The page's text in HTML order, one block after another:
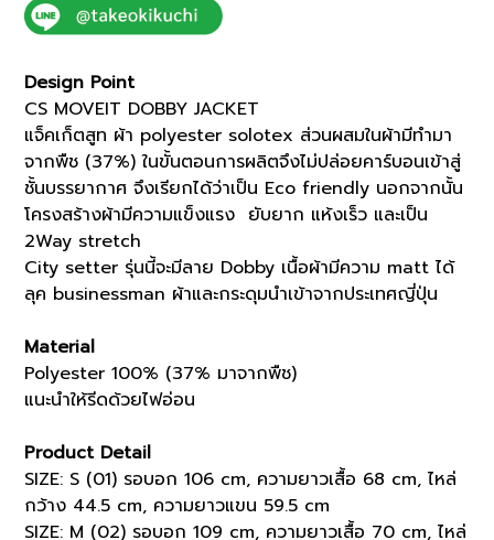
(K8149702)
quantity
Design Point
CS MOVEIT DOBBY JACKET
แจ็คเก็ตสูท ผ้า polyester solotex ส่วนผสมในผ้ามีทำมา
จากพืช (37%) ในขั้นตอนการผลิตจึงไม่ปล่อยคาร์บอนเข้าสู่
ชั้นบรรยากาศ จึงเรียกได้ว่าเป็น Eco friendly นอกจากนั้น
โครงสร้างผ้ามีความแข็งแรง ยับยาก แห้งเร็ว และเป็น
2Way stretch
City setter รุ่นนี้จะมีลาย Dobby เนื้อผ้ามีความ matt ได้
ลุค businessman ผ้าและกระดุมนำเข้าจากประเทศญี่ปุ่น
Material
Polyester 100% (37% มาจากพืช)
แนะนำให้รีดด้วยไฟอ่อน
Product Detail
SIZE: S (01) รอบอก 106 cm, ความยาวเสื้อ 68 cm, ไหล่
กว้าง 44.5 cm, ความยาวแขน 59.5 cm
SIZE: M (02) รอบอก 109 cm, ความยาวเสื้อ 70 cm, ไหล่